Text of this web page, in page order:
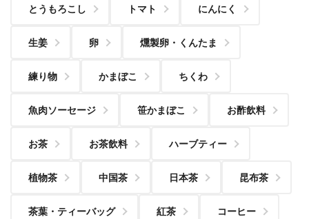
とうもろこし トマト にんにく
生姜 卵 燻製卵・くんたま
練り物 かまぼこ ちくわ
魚肉ソーセージ 笹かまぼこ お酢飲料
お茶 お茶飲料 ハーブティー
植物茶 中国茶 日本茶 昆布茶
茶葉・ティーバッグ 紅茶 コーヒー